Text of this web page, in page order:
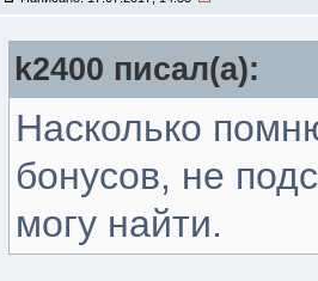
k2400 писал(a):
Насколько
бонусов, не
могу найти.